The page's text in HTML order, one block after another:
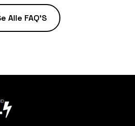
100.000 kr. over 5 måneder
– Tilbydes med Klarna
Alle FAQ'S